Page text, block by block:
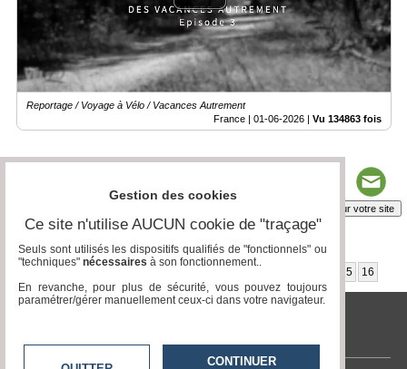
Reportage / Voyage à Vélo / Vacances Autrement
France | 01-06-2026 | Vu 134863 fois
Insérez sur votre site
Page 1 / 16 15 16
www.acteurs-locaux.fr
Gestion des cookies
Ce site n'utilise AUCUN cookie de "traçage"
Seuls sont utilisés les dispositifs qualifiés de "fonctionnels" ou
"techniques" nécessaires à son fonctionnement..
En revanche, pour plus de sécurité, vous pouvez toujours
paramétrer/gérer manuellement ceux-ci dans votre navigateur.
CONTINUER